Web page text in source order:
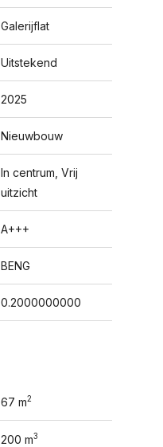
Galerijflat
Uitstekend
2025
Nieuwbouw
In centrum, Vrij
uitzicht
A+++
BENG
0.2000000000
67 m2
200 m3